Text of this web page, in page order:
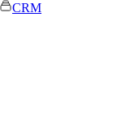
CRM